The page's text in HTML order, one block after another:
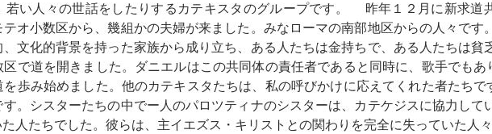
若い人々の世話をしたりするカテキスタのグループです。 昨年１２月に新求道
オ小数区から、幾組かの夫婦が来ました。みなローマの南部地区からの人々で
文化的背景を持った家族から成り立ち、ある人たちは金持ちで、ある人たちは
で道を開きました。ダニエルはこの共同体の責任者であると同時に、歌手でも
歩み始めました。他のカテキスタたちは、私の呼びかけに応えてくれた者たち
。シスターたちの中でー人のパロツティナのシスターは、カテケジスに協力し
人たちでした。彼らは、主イエズス・キリストとの関わりを完全に失っていた人々